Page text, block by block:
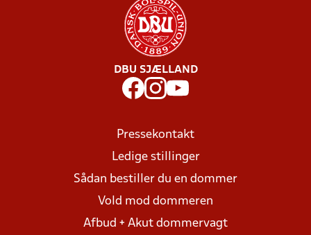
DBU SJÆLLAND
Pressekontakt
Ledige stillinger
Sådan bestiller du en dommer
Vold mod dommeren
Afbud + Akut dommervagt